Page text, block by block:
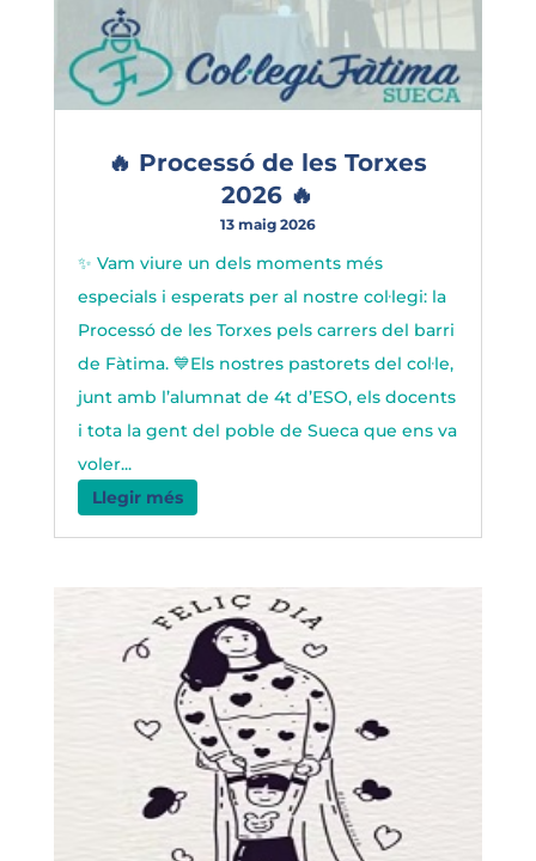
🔥 Processó de les Torxes
2026 🔥
13 maig 2026
✨ Vam viure un dels moments més
especials i esperats per al nostre col·legi: la
Processó de les Torxes pels carrers del barri
de Fàtima. 💙Els nostres pastorets del col·le,
junt amb l’alumnat de 4t d’ESO, els docents
i tota la gent del poble de Sueca que ens va
voler...
Llegir més